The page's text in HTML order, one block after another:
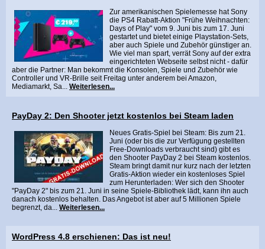
Zur amerikanischen Spielemesse hat Sony
die PS4 Rabatt-Aktion "Frühe Weihnachten:
Days of Play" vom 9. Juni bis zum 17. Juni
gestartet und bietet einige Playstation-Sets,
aber auch Spiele und Zubehör günstiger an.
Wie viel man spart, verrät Sony auf der extra
eingerichteten Webseite selbst nicht - dafür
aber die Partner: Man bekommt die Konsolen, Spiele und Zubehör wie
Controller und VR-Brille seit Freitag unter anderem bei Amazon,
Mediamarkt, Sa... Weiterlesen...
PayDay 2: Den Shooter jetzt kostenlos bei Steam laden
Neues Gratis-Spiel bei Steam: Bis zum 21.
Juni (oder bis die zur Verfügung gestellten
Free-Downloads verbraucht sind) gibt es
den Shooter PayDay 2 bei Steam kostenlos.
Steam bringt damit nur kurz nach der letzten
Gratis-Aktion wieder ein kostenloses Spiel
zum Herunterladen: Wer sich den Shooter
"PayDay 2" bis zum 21. Juni in seine Spiele-Bibliothek lädt, kann ihn auch
danach kostenlos behalten. Das Angebot ist aber auf 5 Millionen Spiele
begrenzt, da... Weiterlesen...
WordPress 4.8 erschienen: Das ist neu!